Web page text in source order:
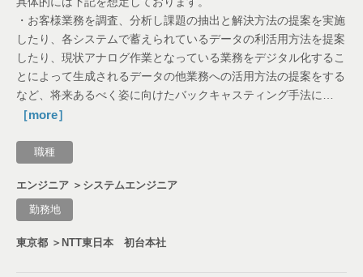
・お客様業務を調査、分析し課題の抽出と解決方法の提案を実施
したり、各システムで蓄えられているデータの利活用方法を提案
したり、現状アナログ作業となっている業務をデジタル化するこ
とによって生成されるデータの他業務への活用方法の提案をする
など、将来あるべく姿に向けたバックキャスティング手法に…
［more］
職種
エンジニア ＞システムエンジニア
勤務地
東京都 ＞NTT東日本 初台本社